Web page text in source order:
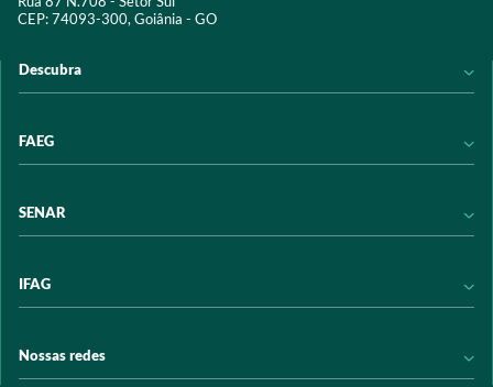
CEP: 74093-300, Goiânia - GO
Descubra
Acervo digital
Programas e Serviços
Trabalhe conosco
FAEG
Transparência
SENAR
Transparência
Arrecadação
IFAG
Programas e Serviços
Nossas redes